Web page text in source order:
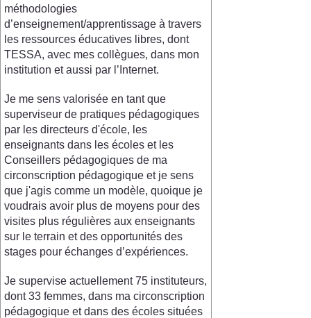
méthodologies
d’enseignement/apprentissage à travers
les ressources éducatives libres, dont
TESSA, avec mes collègues, dans mon
institution et aussi par l’Internet.
Je me sens valorisée en tant que
superviseur de pratiques pédagogiques
par les directeurs d'école, les
enseignants dans les écoles et les
Conseillers pédagogiques de ma
circonscription pédagogique et je sens
que j'agis comme un modèle, quoique je
voudrais avoir plus de moyens pour des
visites plus régulières aux enseignants
sur le terrain et des opportunités des
stages pour échanges d’expériences.
Je supervise actuellement 75 instituteurs,
dont 33 femmes, dans ma circonscription
pédagogique et dans des écoles situées